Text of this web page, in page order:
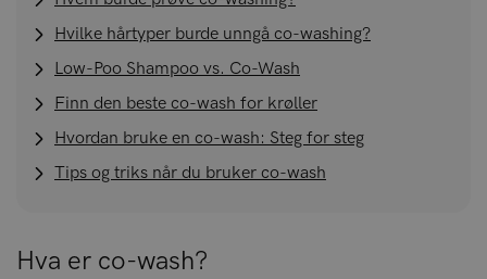
Hvilke hårtyper burde unngå co-washing?
Low-Poo Shampoo vs. Co-Wash
Finn den beste co-wash for krøller
Hvordan bruke en co-wash: Steg for steg
Tips og triks når du bruker co-wash
Hva er co-wash?